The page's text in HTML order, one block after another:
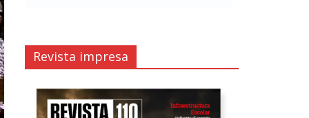
Revista impresa